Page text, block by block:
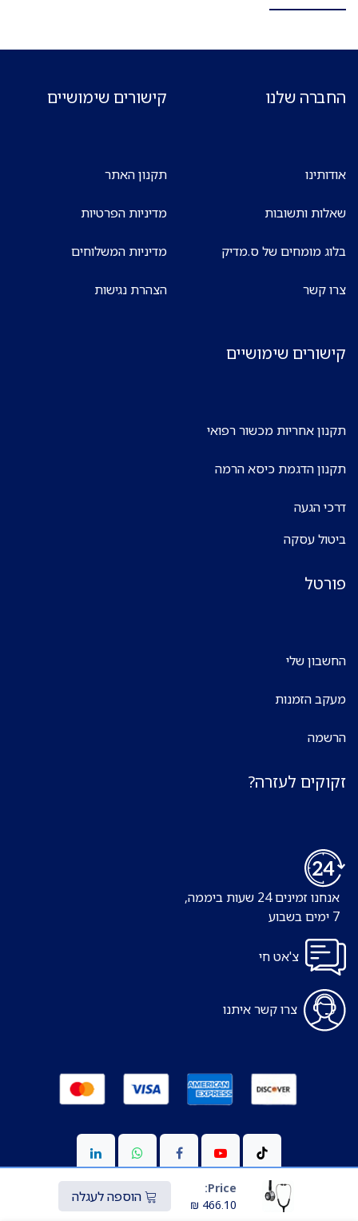
Price:
466.10
₪ הוספה לעגלה
החברה שלנו
אודותינו
שאלות ותשובות
בלוג מומחים של ס.מדיק
צרו קשר
קישורים שימושיים
תקנון האתר
מדיניות הפרטיות
מדיניות המשלוחים
הצהרת נגישות
קישורים שימושיים
תקנון אחריות מכשור רפואי
תקנון הדגמת כיסא הרמה
דרכי הגעה
ביטול עסקה
פורטל
החשבון שלי
מעקב הזמנות
הרשמה
זקוקים לעזרה?
אנחנו זמינים 24 שעות ביממה,
צ'אט חי
צרו קשר איתנו